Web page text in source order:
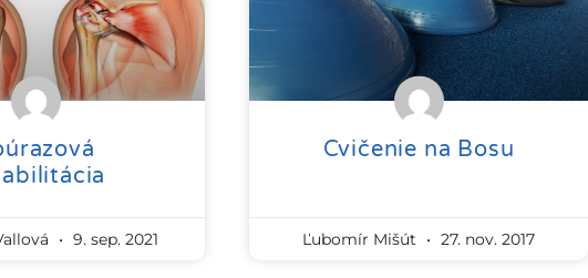
9. sep. 2021
Cvičenie na Bosu
Ľubomír Mišút 27. nov. 2017